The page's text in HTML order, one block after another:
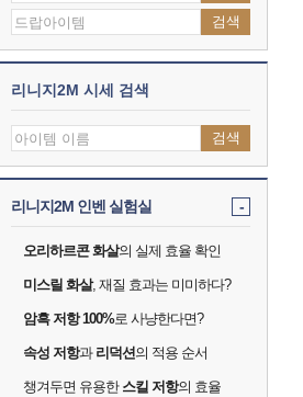
검색
리니지2M 시세 검색
검색
리니지2M 인벤 실험실 -
오리하르콘 화살의 실제 효율 확인
미스릴 화살, 재질 효과는 미미하다?
암흑 저항 100%로 사냥한다면?
속성 저항과 리덕션의 적용 순서
챙겨두면 유용한 스킬 저항의 효율